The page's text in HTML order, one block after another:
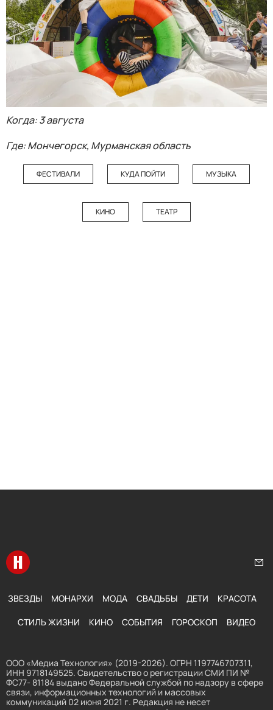
Когда: 3 августа
Где: Мончегорск, Мурманская область
ФЕСТИВАЛИ КУДА ПОЙТИ МУЗЫКА
КИНО ТЕАТР
Перейти на главную
ЗВЕЗДЫ МОНАРХИ МОДА СВАДЬБЫ ДЕТИ КРАСОТА
СТИЛЬ ЖИЗНИ КИНО СОБЫТИЯ ГОРОСКОП ВИДЕО
ООО «Медиа Технология» (2019-2026). ОГРН 1197746707311,
ИНН 9718149525. Свидетельство о регистрации СМИ ПИ №
ФС77- 81184 выдано Федеральной службой по надзору в сфере
связи, информационных технологий и массовых
коммуникаций 02 июня 2021 г. Редакция не несет